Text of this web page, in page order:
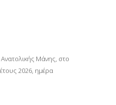
Μάνης, στο
2026, ημέρα